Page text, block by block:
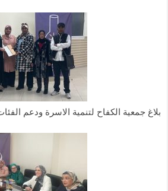
بلاغ جمعية الكفاح لتنمية الاسرة ودعم